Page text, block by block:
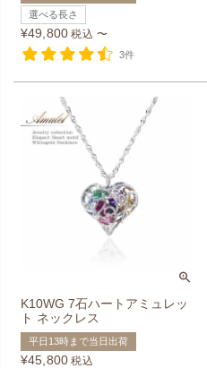
選べる長さ
¥49,800 税込 〜
3件
K10WG 7石ハートアミュレッ
ト ネックレス
平日13時まで当日出荷
¥45,800 税込